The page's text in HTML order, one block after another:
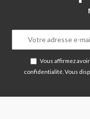
Vous affirmez
confidentialité . Vous